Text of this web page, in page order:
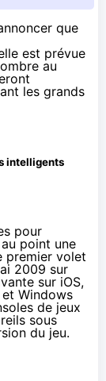
que
est prévue
au
les grands
intelligents
pour
point une
premier volet
2009 sur
sur iOS,
Windows
de jeux
sous
du jeu.